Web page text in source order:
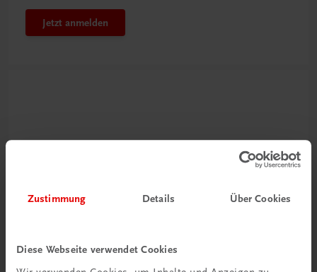
Zustimmung Details Über Cookies
Diese Webseite verwendet Cookies
Jetzt anmelden
Videos mit
Tipps & Tricks